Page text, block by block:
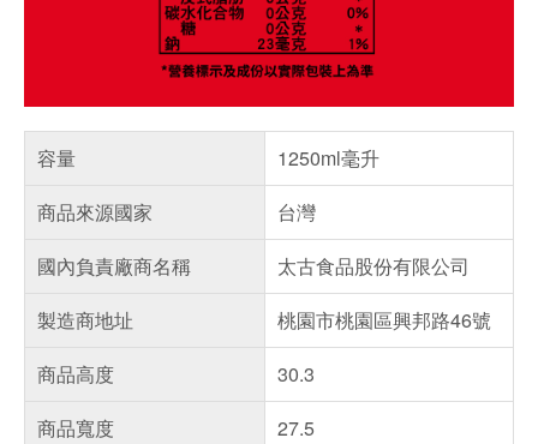
容量
1250ml毫升
商品來源國家
台灣
國內負責廠商名稱
太古食品股份有限公司
製造商地址
桃園市桃園區興邦路46號
商品高度
30.3
商品寬度
27.5